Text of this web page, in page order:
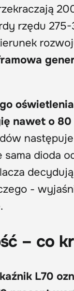
rzędu
nawet o
dioda
-
– co
L70